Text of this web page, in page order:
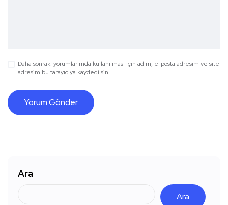
Daha sonraki yorumlarımda kullanılması için adım, e-posta adresim ve site
adresim bu tarayıcıya kaydedilsin.
Ara
Ara